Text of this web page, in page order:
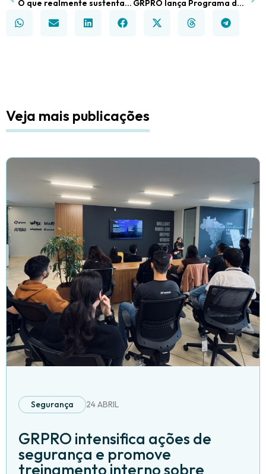
O que realmente sustenta vendas consistentes nas empresas GRPRO lança Programa de Indicação e libera testes gratuitos de módulos adicionais a partir de 20 de fevereiro
Veja mais publicações
Segurança 24 ABRIL
GRPRO intensifica ações de
segurança e promove
treinamento interno sobre